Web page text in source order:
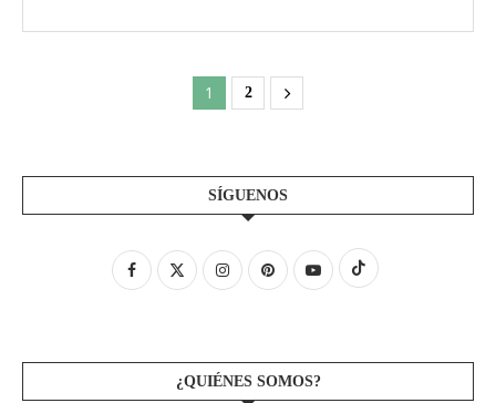
1 2
SÍGUENOS
¿QUIÉNES SOMOS?